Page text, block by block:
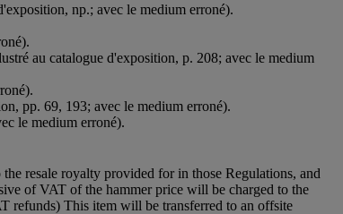
np.; avec le medium erroné).
au catalogue d'exposition, p. 208; avec le medium
pp. 69, 193; avec le medium erroné).
le medium erroné).
resale royalty provided for in those Regulations, and
of VAT of the hammer price will be charged to the
refunds) This item will be transferred to an offsite